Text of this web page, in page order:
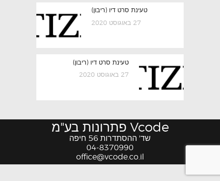
post:
טעינת סרט דיו (ריבון)
27 באוגוסט 2020
טעינת סרט דיו (ריבון)
27 באוגוסט 2020
office@vcode.co.il
04-8370990
שד' ההסתדרות 56 חיפה
Vcode פתרונות בע"מ